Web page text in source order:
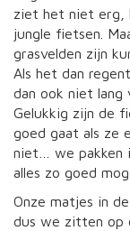
ziet het niet erg,
jungle fietsen.
grasvelden zijn
Als het dan
dan ook niet
Gelukkig zijn de
goed gaat als ze
niet… we pakken
alles zo goed
Onze matjes in
dus we zitten op